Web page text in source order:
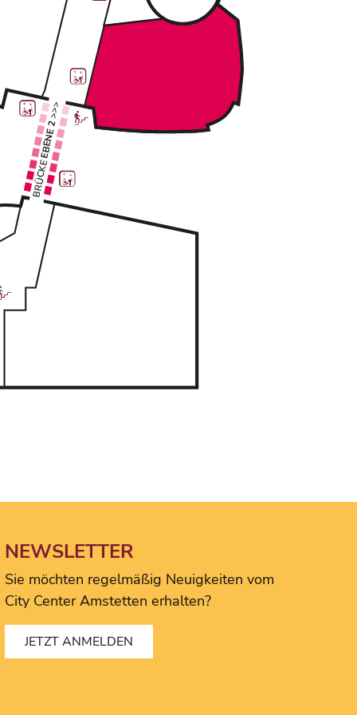
BRÜCKE
EBENE 2
>>>
NEWSLETTER
Sie möchten regelmäßig Neuigkeiten vom
City Center Amstetten erhalten?
JETZT ANMELDEN